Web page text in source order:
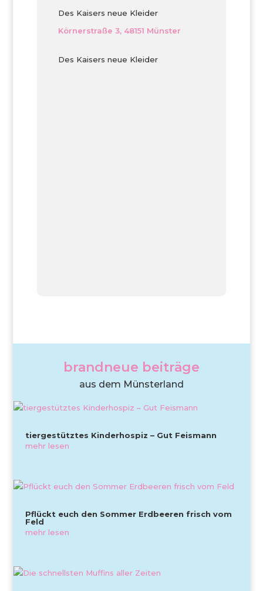
Des Kaisers neue Kleider
Körnerstraße 3, 48151 Münster
Des Kaisers neue Kleider
brandneue beiträge
aus dem Münsterland
tiergestütztes Kinderhospiz – Gut Feismann
mehr lesen
Pflückt euch den Sommer Erdbeeren frisch vom
Feld
mehr lesen